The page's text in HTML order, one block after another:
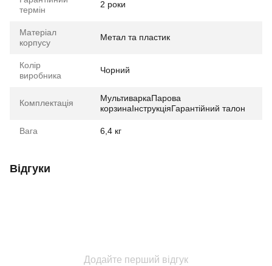
термін
2 роки
Матеріал
корпусу
Метал та пластик
Колір
виробника
Чорний
Комплектація
МультиваркаПарова
корзинаІнструкціяГарантійний талон
Вага 6,4 кг
Відгуки
Додайте перший відгук